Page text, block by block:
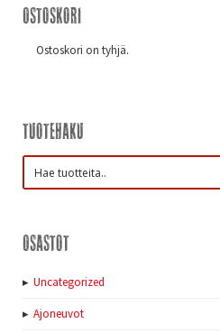
Ostoskori
Ostoskori on tyhjä.
Tuotehaku
Osastot
Uncategorized
Ajoneuvot